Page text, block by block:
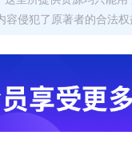
侵犯了原著者的合法权